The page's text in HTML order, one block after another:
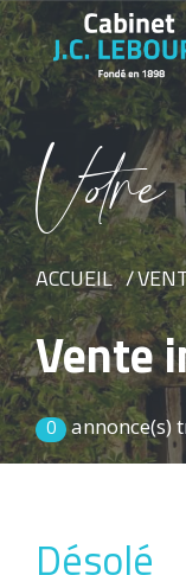
Vore
ACCUEIL
Vente
0 annonce(s)
Désolé